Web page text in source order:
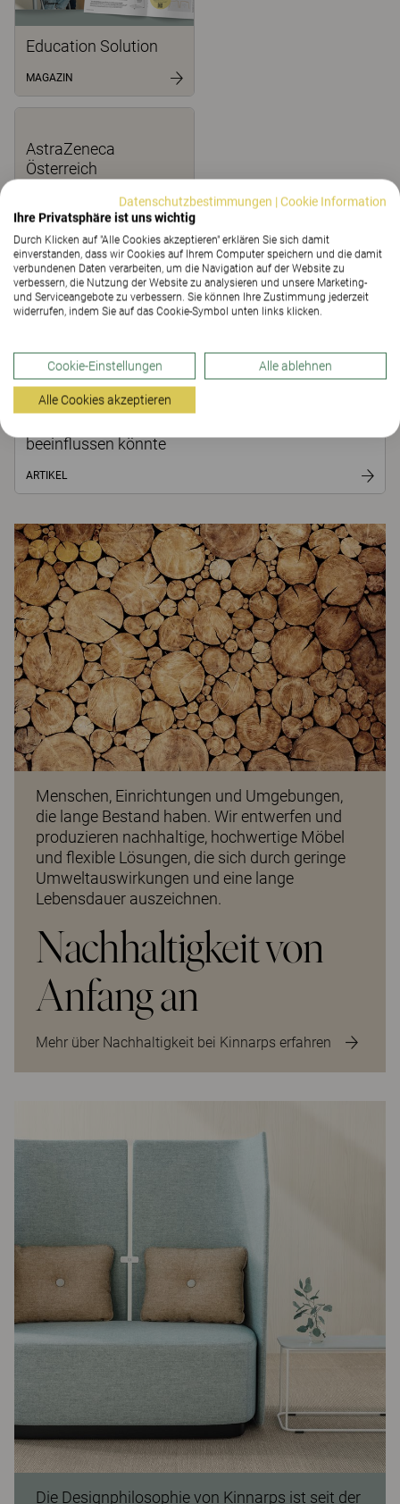
Education Solution
MAGAZIN
AstraZeneca
Österreich
beeinflussen könnte
ARTIKEL
Menschen, Einrichtungen und Umgebungen,
die lange Bestand haben. Wir entwerfen und
produzieren nachhaltige, hochwertige Möbel
und flexible Lösungen, die sich durch geringe
Umweltauswirkungen und eine lange
Lebensdauer auszeichnen.
Nachhaltigkeit von
Anfang an
Mehr über Nachhaltigkeit bei Kinnarps erfahren
Die Designphilosophie von Kinnarps ist seit der
Datenschutzbestimmungen |Cookie Information
Ihre Privatsphäre ist uns wichtig
Durch Klicken auf "Alle Cookies akzeptieren" erklären Sie sich damit
einverstanden, dass wir Cookies auf Ihrem Computer speichern und die damit
verbundenen Daten verarbeiten, um die Navigation auf der Website zu
verbessern, die Nutzung der Website zu analysieren und unsere Marketing-
und Serviceangebote zu verbessern. Sie können Ihre Zustimmung jederzeit
widerrufen, indem Sie auf das Cookie-Symbol unten links klicken.
Cookie-Einstellungen Alle ablehnen
Alle Cookies akzeptieren